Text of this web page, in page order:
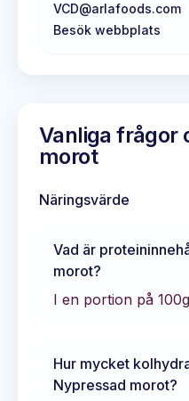
VCD@arlafoods.com
Besök webbplats
Vanliga frågor
morot
Näringsvärde
Vad är
morot?
I en portion på
Hur mycket
Nypressad morot?